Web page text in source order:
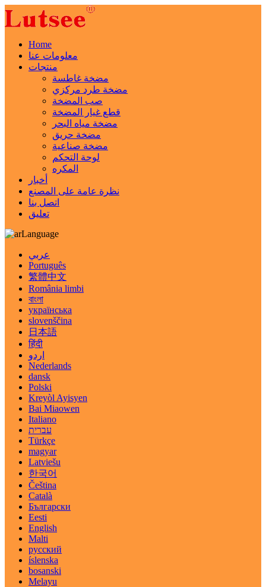
Home
معلومات عنا
منتجات
مضخة غاطسة
مضخة طرد مركزي
صب المضخة
قطع غيار المضخة
مضخة مياه البحر
مضخة حريق
مضخة صناعية
لوحة التحكم
المكره
أخبار
نظرة عامة على المصنع
اتصل بنا
تعليق
Language
عربي
Português
繁體中文
România limbi
বাংলা
українська
slovenščina
日本語
हिंदी
اردو
Nederlands
dansk
Polski
Kreyòl Ayisyen
Bai Miaowen
Italiano
עברית
Türkçe
magyar
Latviešu
한국어
Čeština
Català
Български
Eesti
English
Malti
русский
íslenska
bosanski
Melayu